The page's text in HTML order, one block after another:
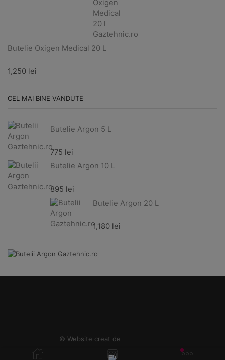
Butelie Oxigen Medical 20 L
1,250 lei
CEL MAI BINE VANDUTE
Butelie Argon 5 L
775 lei
Butelie Argon 10 L
895 lei
Butelie Argon 20 L
1,180 lei
© Website creat de